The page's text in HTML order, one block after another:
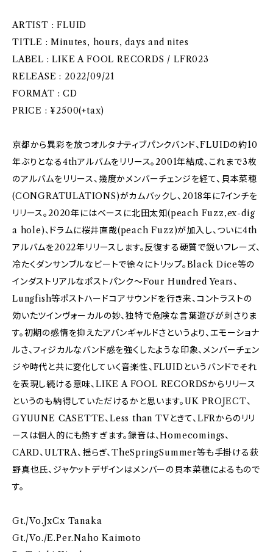
ARTIST : FLUID
TITLE : Minutes, hours, days and nites
LABEL : LIKE A FOOL RECORDS / LFR023
RELEASE : 2022/09/21
FORMAT : CD
PRICE : ¥2500(+tax)
京都から異彩を放つオルタナティブパンクバンド、FLUIDの約10
年ぶりとなる4thアルバムをリリース。2001年結成、これまで3枚
のアルバムをリリース、幾度かメンバーチェンジを経て、貝本菜穂
(CONGRATULATIONS)がカムバックし、2018年に7インチを
リリース。2020年にはベースに北田太知(peach Fuzz,ex-dig
a hole)、ドラムに桜井直哉(peach Fuzz)が加入し、ついに4th
アルバムを2022年リリースします。反復する硬質で鋭いフレーズ、
冷たくダンサンブルなビートで徐々にトリップ。Black Dice等の
インダストリアルなポストパンク～Four Hundred Years、
Lungfish等ポストハードコアサウンドを行き来、コントラストの
効いたツインヴォーカルの妙、独特で危険な言葉遊びが刺さりま
す。初期の感情を抑えたアバンギャルドさというより、エモーショナ
ルさ、フィジカルなバンド感を強くしたような印象、メンバーチェン
ジや時代と共に変化していく音楽性、FLUIDというバンドでそれ
を表現し続ける意味、LIKE A FOOL RECORDSからリリース
というのも納得していただけるかと思います。UK PROJECT、
GYUUNE CASETTE、Less than TVときて、LFRからのリリ
ースは個人的にも熱すぎます。録音は、Homecomings、
CARD、ULTRA、揺らぎ、TheSpringSummer等も手掛ける荻
野真也氏、ジャケットデザインはメンバーの貝本菜穂によるもので
す。
Gt./Vo.JxCx Tanaka
Gt./Vo./E.Per.Naho Kaimoto